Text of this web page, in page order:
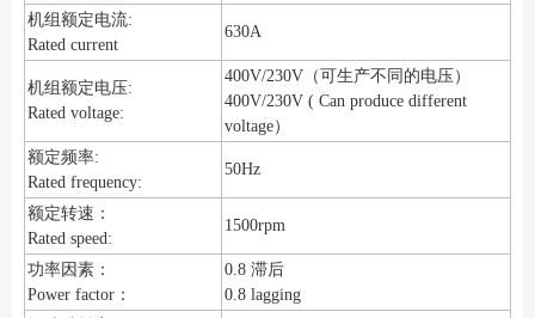
机组额定电流:
Rated current
630A
机组额定电压:
Rated voltage:
400V/230V（可生产不同的电压）
400V/230V ( Can produce different
voltage）
额定频率:
Rated frequency:
50Hz
额定转速：
Rated speed:
1500rpm
功率因素：
Power factor：
0.8 滞后
0.8 lagging